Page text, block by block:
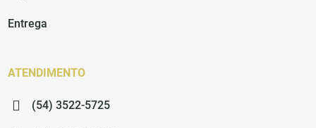
Entrega
ATENDIMENTO
(54) 3522-5725